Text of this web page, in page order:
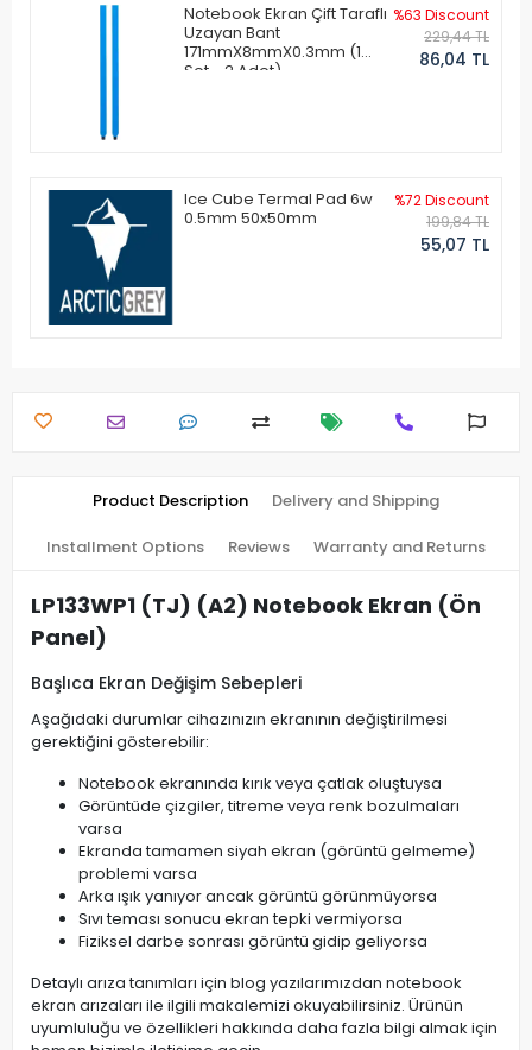
Notebook Ekran Çift Taraflı
Uzayan Bant
171mmX8mmX0.3mm (1
Set - 2 Adet)
%63 Discount
229,44 TL
86,04 TL
Ice Cube Termal Pad 6w
0.5mm 50x50mm
%72 Discount
199,84 TL
55,07 TL
Product Description Delivery and Shipping
Installment Options Reviews Warranty and Returns
LP133WP1 (TJ) (A2) Notebook Ekran (Ön
Panel)
Başlıca Ekran Değişim Sebepleri
Aşağıdaki durumlar cihazınızın ekranının değiştirilmesi
gerektiğini gösterebilir:
Notebook ekranında kırık veya çatlak oluştuysa
Görüntüde çizgiler, titreme veya renk bozulmaları
varsa
Ekranda tamamen siyah ekran (görüntü gelmeme)
problemi varsa
Arka ışık yanıyor ancak görüntü görünmüyorsa
Sıvı teması sonucu ekran tepki vermiyorsa
Fiziksel darbe sonrası görüntü gidip geliyorsa
Detaylı arıza tanımları için blog yazılarımızdan notebook
ekran arızaları ile ilgili makalemizi okuyabilirsiniz. Ürünün
uyumluluğu ve özellikleri hakkında daha fazla bilgi almak için